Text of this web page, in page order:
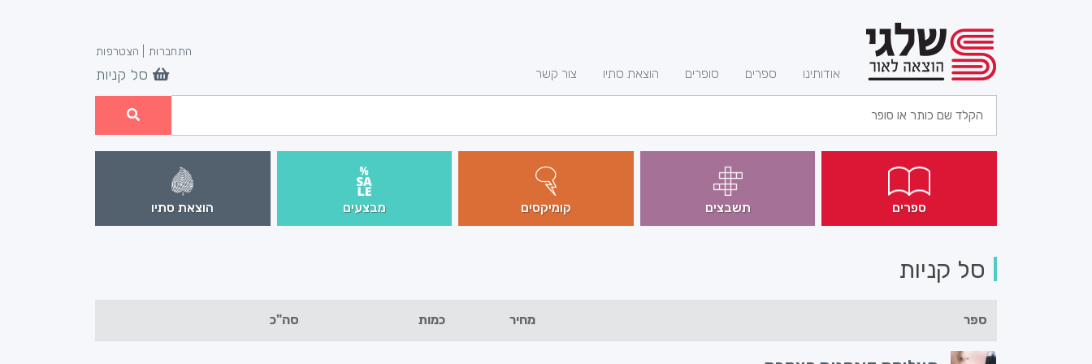
אודותינו ספרים סופרים הוצאת סתיו צור קשר
התחברות הצטרפות
סל קניות
ספרים תשבצים קומיקסים מבצעים הוצאת סתיו
סל קניות
ספר מחיר כמות סה"כ